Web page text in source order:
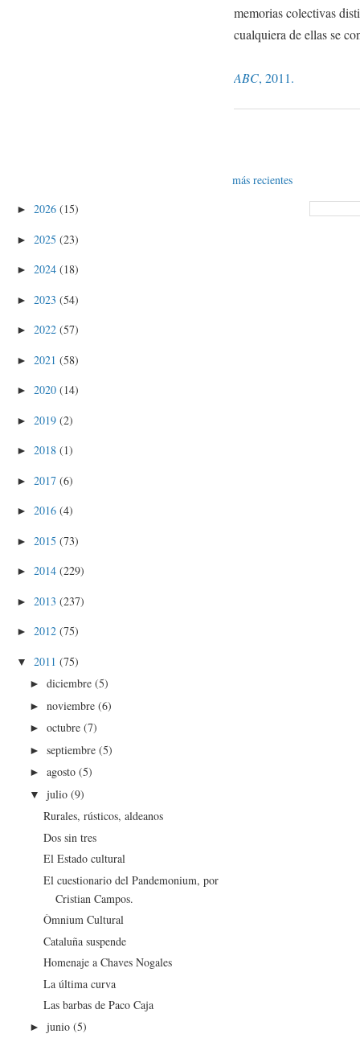
memorias colectivas
cualquiera de ellas se
ABC, 2011.
más recientes
► 2026 (15)
► 2025 (23)
► 2024 (18)
► 2023 (54)
► 2022 (57)
► 2021 (58)
► 2020 (14)
► 2019 (2)
► 2018 (1)
► 2017 (6)
► 2016 (4)
► 2015 (73)
► 2014 (229)
► 2013 (237)
► 2012 (75)
▼ 2011 (75)
►diciembre(5)
►noviembre(6)
►octubre(7)
►septiembre(5)
►agosto(5)
▼julio(9)
Rurales, rústicos, aldeanos
Dos sin tres
El Estado cultural
El cuestionario del Pandemonium, por
Cristian Campos.
Òmnium Cultural
Cataluña suspende
Homenaje a Chaves Nogales
La última curva
Las barbas de Paco Caja
►junio(5)